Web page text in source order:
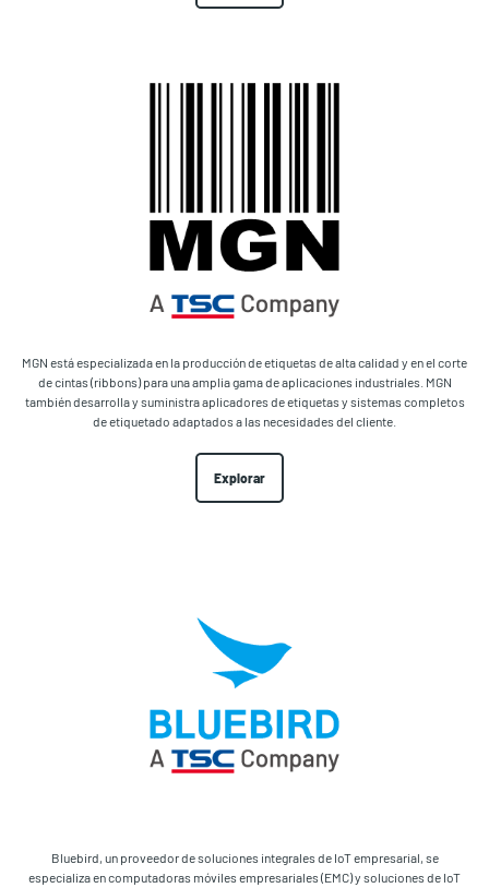
MGN está especializada en la producción de etiquetas de alta calidad y en el corte
de cintas (ribbons) para una amplia gama de aplicaciones industriales. MGN
también desarrolla y suministra aplicadores de etiquetas y sistemas completos
de etiquetado adaptados a las necesidades del cliente.
Explorar
Bluebird, un proveedor de soluciones integrales de IoT empresarial, se
especializa en computadoras móviles empresariales (EMC) y soluciones de IoT